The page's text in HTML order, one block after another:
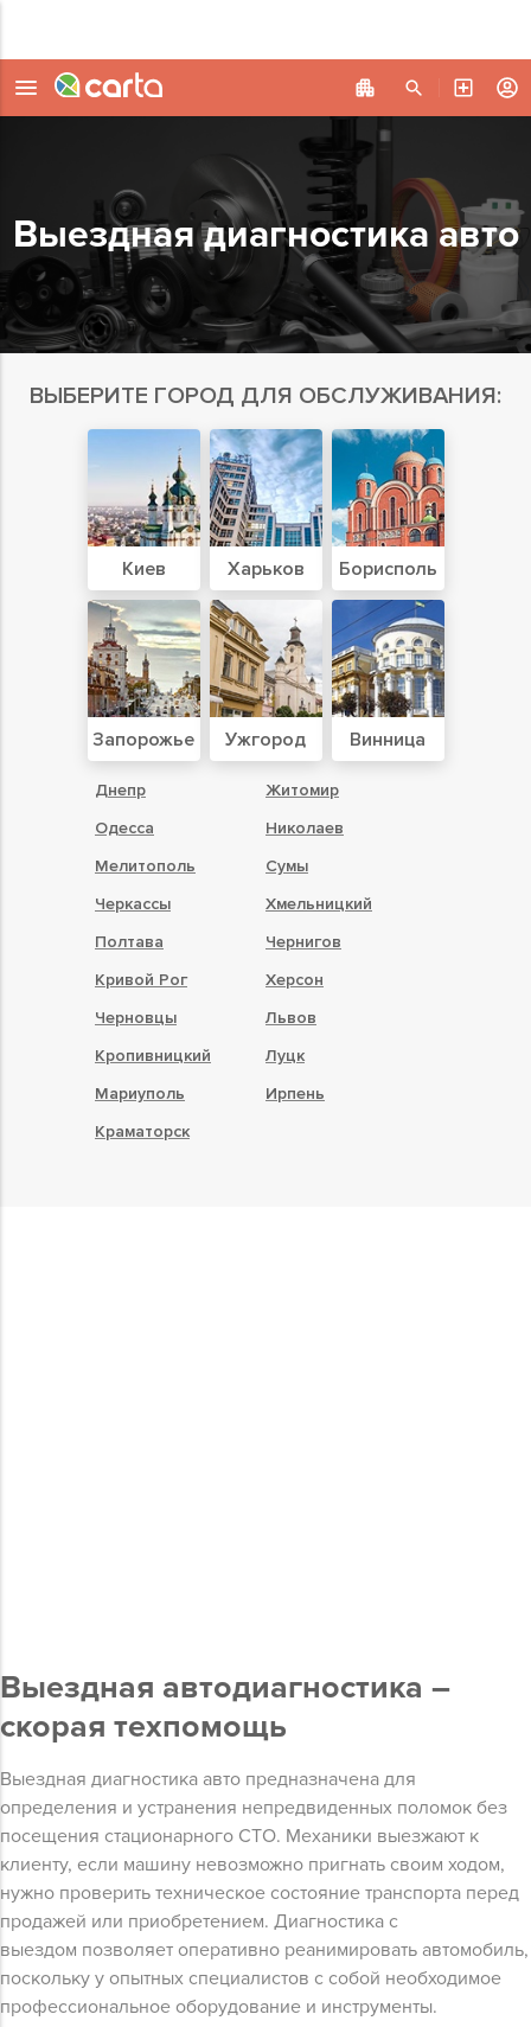
Выездная диагностика авто
ВЫБЕРИТЕ ГОРОД ДЛЯ ОБСЛУЖИВАНИЯ:
Киев Харьков Борисполь
Запорожье Ужгород Винница
Днепр
Житомир
Одесса
Николаев
Мелитополь
Сумы
Черкассы
Хмельницкий
Полтава
Чернигов
Кривой Рог
Херсон
Черновцы
Львов
Кропивницкий
Луцк
Мариуполь
Ирпень
Краматорск
Выездная автодиагностика –
скорая техпомощь
Выездная диагностика авто предназначена для
определения и устранения непредвиденных поломок без
посещения стационарного СТО. Механики выезжают к
клиенту, если машину невозможно пригнать своим ходом,
нужно проверить техническое состояние транспорта перед
продажей или приобретением. Диагностика с
выездом позволяет оперативно реанимировать автомобиль,
поскольку у опытных специалистов с собой необходимое
профессиональное оборудование и инструменты.